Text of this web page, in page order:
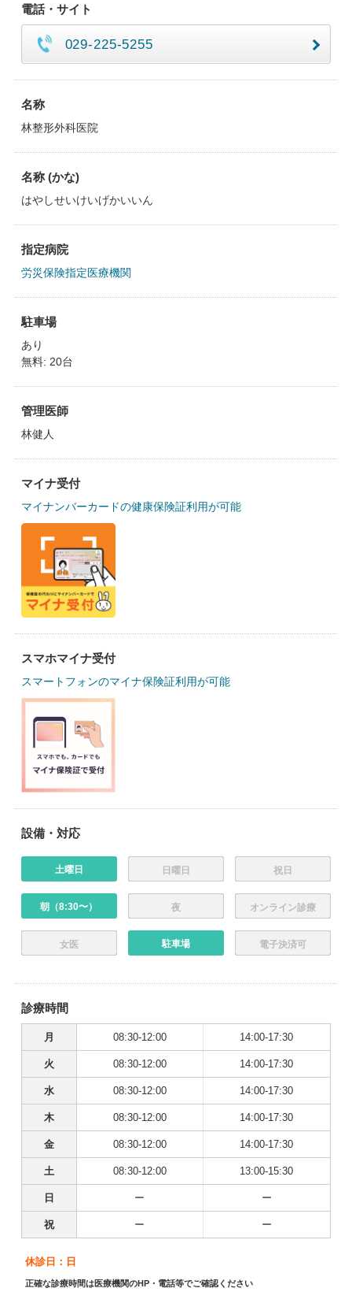
電話・サイト
029-225-5255
名称
林整形外科医院
名称 (かな)
はやしせいけいげかいいん
指定病院
労災保険指定医療機関
駐車場
あり
無料: 20台
管理医師
林健人
マイナ受付
マイナンバーカードの健康保険証利用が可能
スマホマイナ受付
スマートフォンのマイナ保険証利用が可能
設備・対応
土曜日 日曜日 祝日
朝（8:30〜） 夜 オンライン診療
女医 駐車場 電子決済可
診療時間
月 08:30-12:00 14:00-17:30
火 08:30-12:00 14:00-17:30
水 08:30-12:00 14:00-17:30
木 08:30-12:00 14:00-17:30
金 08:30-12:00 14:00-17:30
土 08:30-12:00 13:00-15:30
日 ー ー
祝 ー ー
休診日：日
正確な診療時間は医療機関のHP・電話等でご確認ください